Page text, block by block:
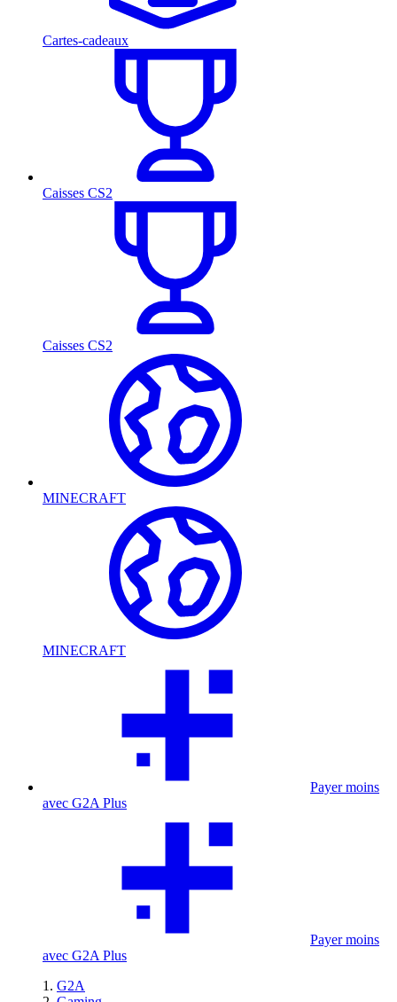
Cartes-cadeaux
Caisses CS2
Caisses CS2
MINECRAFT
MINECRAFT
Payer moins
avec G2A Plus
Payer moins
avec G2A Plus
G2A